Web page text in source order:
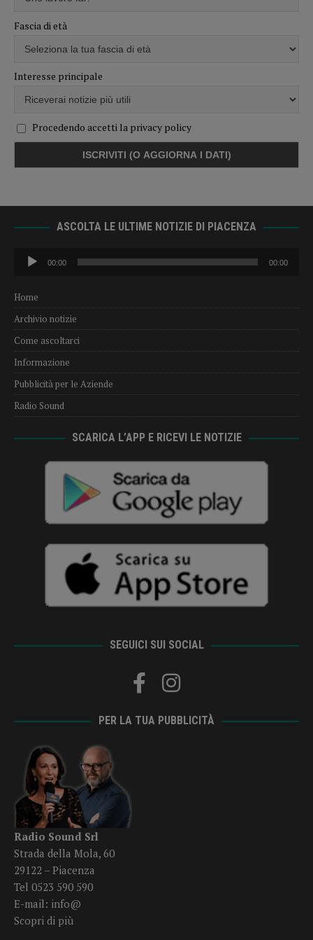
Fascia di età
Interesse principale
Procedendo accetti la privacy policy
ASCOLTA LE ULTIME NOTIZIE DI PIACENZA
Audio
Player
00:00 00:00
Home
Archivio notizie
Come ascoltarci
Informazione
Pubblicità per le Aziende
Radio Sound
SCARICA L’APP E RICEVI LE NOTIZIE
SEGUICI SUI SOCIAL
PER LA TUA PUBBLICITÀ
Radio Sound Srl
Strada della Mola, 60
29122 – Piacenza
Tel 0523 590 590
E-mail: info@
Scopri di più